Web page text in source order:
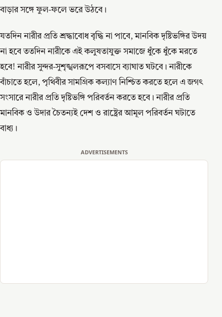
বাড়ার সঙ্গে ফুল-ফলে ভরে উঠবে।
যতদিন নারীর প্রতি শ্রদ্ধাবোধ বৃদ্ধি না পাবে, মানবিক দৃষ্টিভঙ্গির উদয়
না হবে ততদিন নারীকে এই কলুষতাযুক্ত সমাজে ধুঁকে ধুঁকে মরতে
হবে! নারীর সুন্দর-সুশৃঙ্খলরূপে বসবাসে ব্যাঘাত ঘটবে। নারীকে
বাঁচাতে হলে, পৃথিবীর সামগ্রিক কল্যাণ নিশ্চিত করতে হলে এ জগৎ
সংসারে নারীর প্রতি দৃষ্টিভঙ্গি পরিবর্তন করতে হবে। নারীর প্রতি
মানবিক ও উদার চৈতন্যই দেশ ও রাষ্ট্রের আমূল পরিবর্তন ঘটাতে
বাধ্য।
ADVERTISEMENTS